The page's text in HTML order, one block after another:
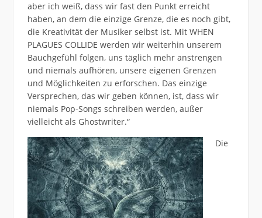
aber ich weiß, dass wir fast den Punkt erreicht
haben, an dem die einzige Grenze, die es noch gibt,
die Kreativität der Musiker selbst ist. Mit WHEN
PLAGUES COLLIDE werden wir weiterhin unserem
Bauchgefühl folgen, uns täglich mehr anstrengen
und niemals aufhören, unsere eigenen Grenzen
und Möglichkeiten zu erforschen. Das einzige
Versprechen, das wir geben können, ist, dass wir
niemals Pop-Songs schreiben werden, außer
vielleicht als Ghostwriter.“
Die